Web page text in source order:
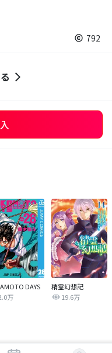
792
DAYS
万
精霊幻想記
19.6万